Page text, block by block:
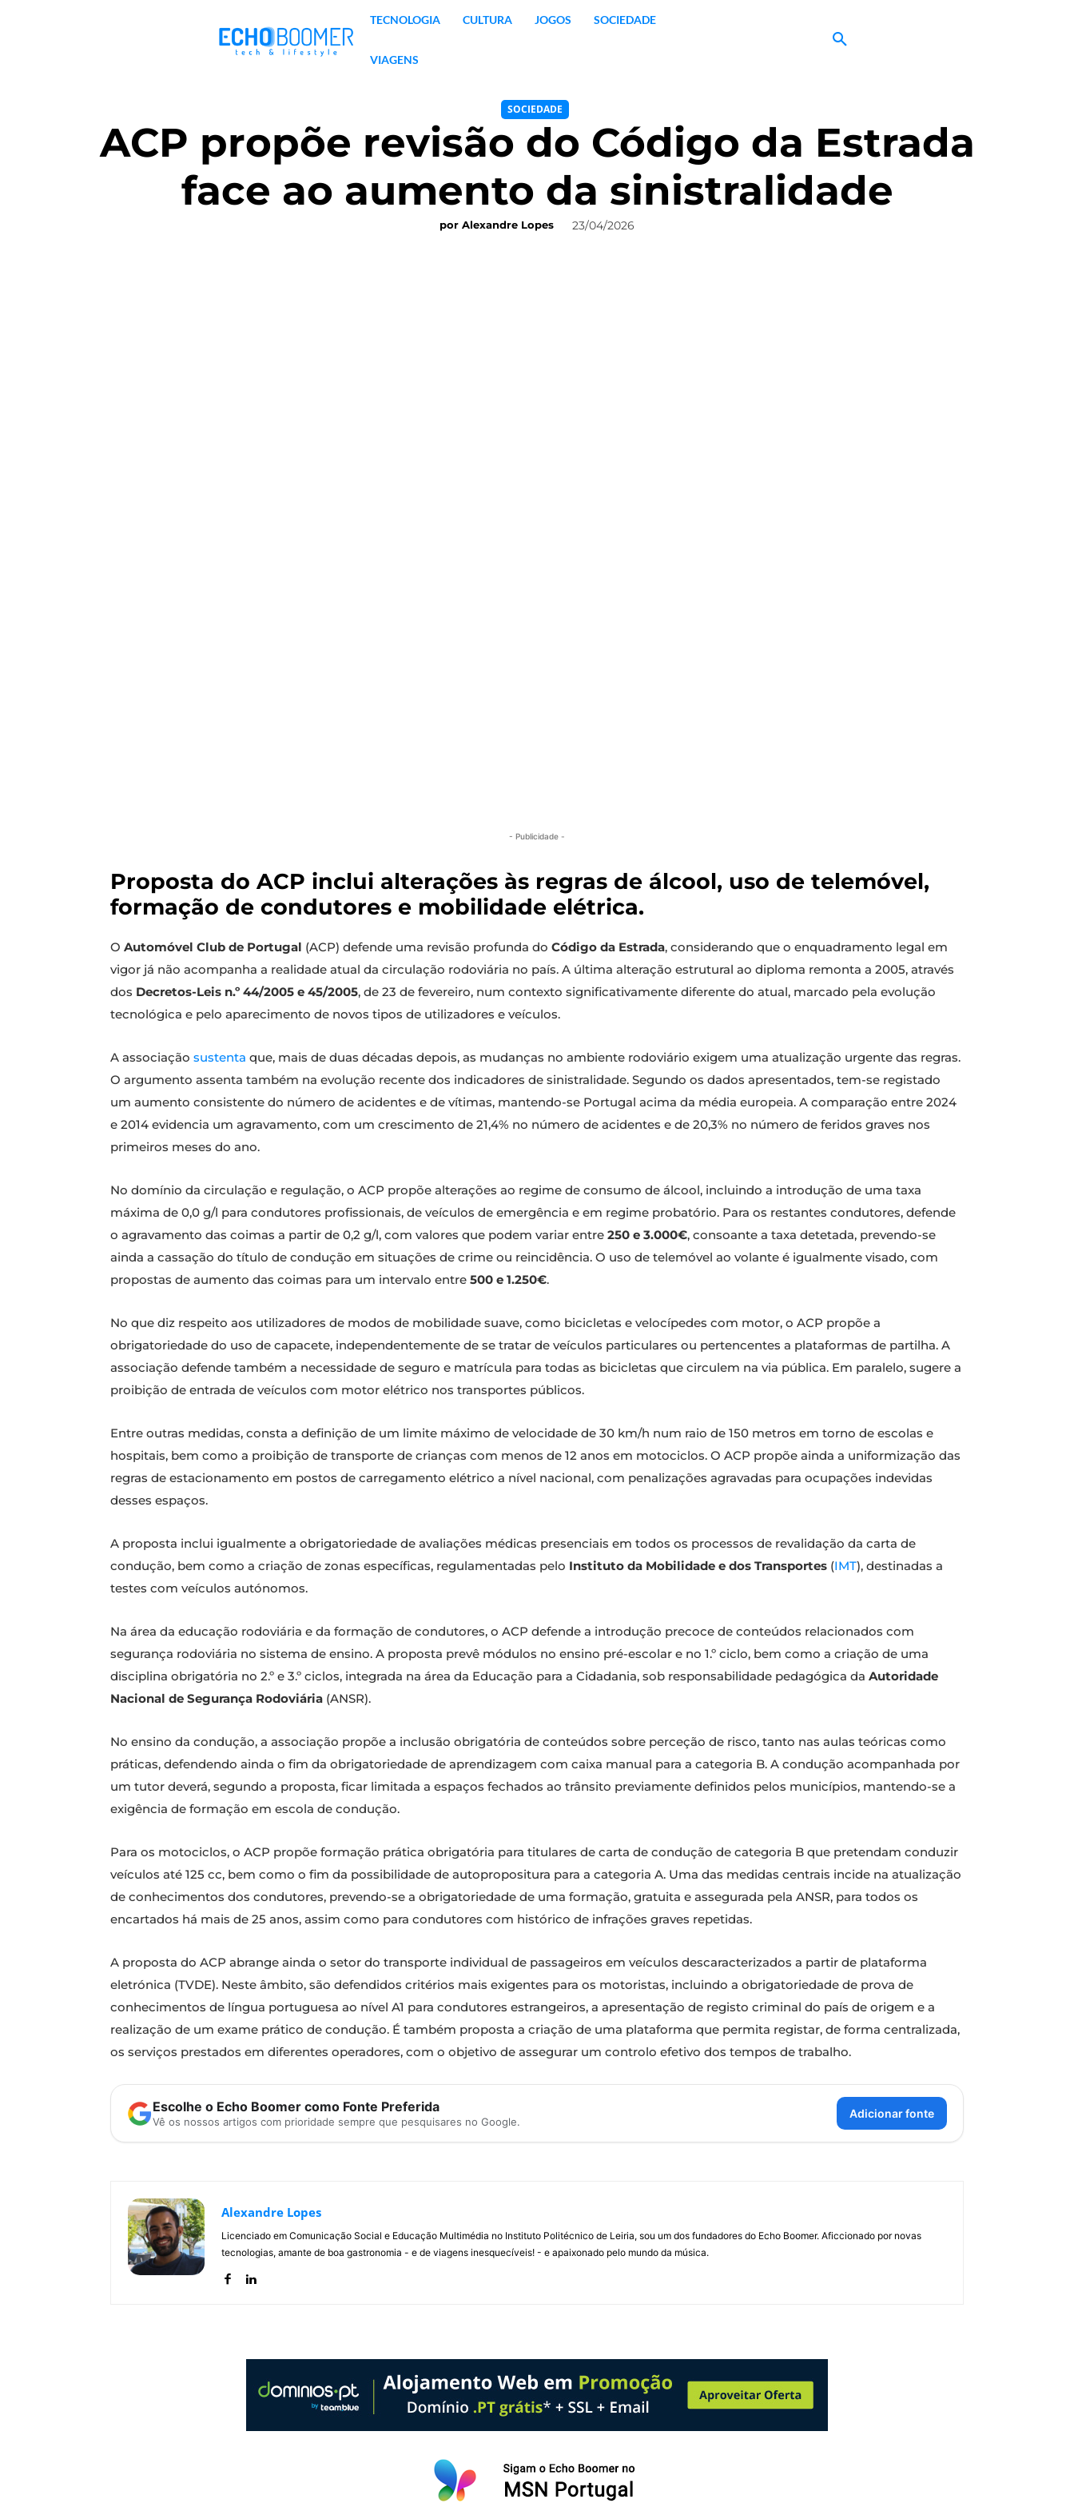
TECNOLOGIA CULTURA JOGOS SOCIEDADE
VIAGENS
SOCIEDADE
ACP propõe revisão do Código da Estrada
face ao aumento da sinistralidade
por Alexandre Lopes 23/04/2026
- Publicidade -
Proposta do ACP inclui alterações às regras de álcool, uso de telemóvel,
formação de condutores e mobilidade elétrica.
O Automóvel Club de Portugal (ACP) defende uma revisão profunda do Código da Estrada, considerando que o enquadramento legal em
vigor já não acompanha a realidade atual da circulação rodoviária no país. A última alteração estrutural ao diploma remonta a 2005, através
dos Decretos-Leis n.º 44/2005 e 45/2005, de 23 de fevereiro, num contexto significativamente diferente do atual, marcado pela evolução
tecnológica e pelo aparecimento de novos tipos de utilizadores e veículos.
A associação sustenta que, mais de duas décadas depois, as mudanças no ambiente rodoviário exigem uma atualização urgente das regras.
O argumento assenta também na evolução recente dos indicadores de sinistralidade. Segundo os dados apresentados, tem-se registado
um aumento consistente do número de acidentes e de vítimas, mantendo-se Portugal acima da média europeia. A comparação entre 2024
e 2014 evidencia um agravamento, com um crescimento de 21,4% no número de acidentes e de 20,3% no número de feridos graves nos
primeiros meses do ano.
No domínio da circulação e regulação, o ACP propõe alterações ao regime de consumo de álcool, incluindo a introdução de uma taxa
máxima de 0,0 g/l para condutores profissionais, de veículos de emergência e em regime probatório. Para os restantes condutores, defende
o agravamento das coimas a partir de 0,2 g/l, com valores que podem variar entre 250 e 3.000€, consoante a taxa detetada, prevendo-se
ainda a cassação do título de condução em situações de crime ou reincidência. O uso de telemóvel ao volante é igualmente visado, com
propostas de aumento das coimas para um intervalo entre 500 e 1.250€.
No que diz respeito aos utilizadores de modos de mobilidade suave, como bicicletas e velocípedes com motor, o ACP propõe a
obrigatoriedade do uso de capacete, independentemente de se tratar de veículos particulares ou pertencentes a plataformas de partilha. A
associação defende também a necessidade de seguro e matrícula para todas as bicicletas que circulem na via pública. Em paralelo, sugere a
proibição de entrada de veículos com motor elétrico nos transportes públicos.
Entre outras medidas, consta a definição de um limite máximo de velocidade de 30 km/h num raio de 150 metros em torno de escolas e
hospitais, bem como a proibição de transporte de crianças com menos de 12 anos em motociclos. O ACP propõe ainda a uniformização das
regras de estacionamento em postos de carregamento elétrico a nível nacional, com penalizações agravadas para ocupações indevidas
desses espaços.
A proposta inclui igualmente a obrigatoriedade de avaliações médicas presenciais em todos os processos de revalidação da carta de
condução, bem como a criação de zonas específicas, regulamentadas pelo Instituto da Mobilidade e dos Transportes (IMT), destinadas a
testes com veículos autónomos.
Na área da educação rodoviária e da formação de condutores, o ACP defende a introdução precoce de conteúdos relacionados com
segurança rodoviária no sistema de ensino. A proposta prevê módulos no ensino pré-escolar e no 1.º ciclo, bem como a criação de uma
disciplina obrigatória no 2.º e 3.º ciclos, integrada na área da Educação para a Cidadania, sob responsabilidade pedagógica da Autoridade
Nacional de Segurança Rodoviária (ANSR).
No ensino da condução, a associação propõe a inclusão obrigatória de conteúdos sobre perceção de risco, tanto nas aulas teóricas como
práticas, defendendo ainda o fim da obrigatoriedade de aprendizagem com caixa manual para a categoria B. A condução acompanhada por
um tutor deverá, segundo a proposta, ficar limitada a espaços fechados ao trânsito previamente definidos pelos municípios, mantendo-se a
exigência de formação em escola de condução.
Para os motociclos, o ACP propõe formação prática obrigatória para titulares de carta de condução de categoria B que pretendam conduzir
veículos até 125 cc, bem como o fim da possibilidade de autopropositura para a categoria A. Uma das medidas centrais incide na atualização
de conhecimentos dos condutores, prevendo-se a obrigatoriedade de uma formação, gratuita e assegurada pela ANSR, para todos os
encartados há mais de 25 anos, assim como para condutores com histórico de infrações graves repetidas.
A proposta do ACP abrange ainda o setor do transporte individual de passageiros em veículos descaracterizados a partir de plataforma
eletrónica (TVDE). Neste âmbito, são defendidos critérios mais exigentes para os motoristas, incluindo a obrigatoriedade de prova de
conhecimentos de língua portuguesa ao nível A1 para condutores estrangeiros, a apresentação de registo criminal do país de origem e a
realização de um exame prático de condução. É também proposta a criação de uma plataforma que permita registar, de forma centralizada,
os serviços prestados em diferentes operadores, com o objetivo de assegurar um controlo efetivo dos tempos de trabalho.
Escolhe o Echo Boomer como Fonte Preferida
Vê os nossos artigos com prioridade sempre que pesquisares no Google.
Adicionar fonte
Alexandre Lopes
Licenciado em Comunicação Social e Educação Multimédia no Instituto Politécnico de Leiria, sou um dos fundadores do Echo Boomer. Aficcionado por novas
tecnologias, amante de boa gastronomia - e de viagens inesquecíveis! - e apaixonado pelo mundo da música.